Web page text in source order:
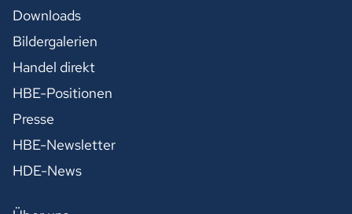
Downloads
Bildergalerien
Handel direkt
HBE-Positionen
Presse
HBE-Newsletter
HDE-News